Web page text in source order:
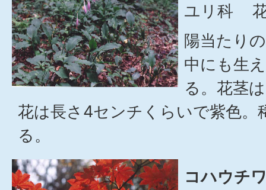
ユリ科 花
陽当たり
中にも生
る。花茎
花は長さ4センチくらいで紫色。
る。
コハウチ